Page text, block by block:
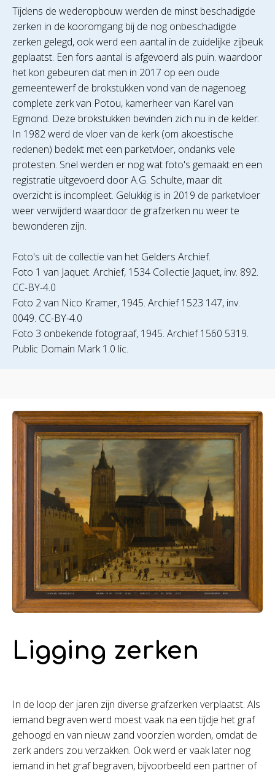
Tijdens de wederopbouw werden de minst beschadigde
zerken in de kooromgang bij de nog onbeschadigde
zerken gelegd, ook werd een aantal in de zuidelijke zijbeuk
geplaatst. Een fors aantal is afgevoerd als puin. waardoor
het kon gebeuren dat men in 2017 op een oude
gemeentewerf de brokstukken vond van de nagenoeg
complete zerk van Potou, kamerheer van Karel van
Egmond. Deze brokstukken bevinden zich nu in de kelder.
In 1982 werd de vloer van de kerk (om akoestische
redenen) bedekt met een parketvloer, ondanks vele
protesten. Snel werden er nog wat foto's gemaakt en een
registratie uitgevoerd door A.G. Schulte, maar dit
overzicht is incompleet. Gelukkig is in 2019 de parketvloer
weer verwijderd waardoor de grafzerken nu weer te
bewonderen zijn.
Foto's uit de collectie van het Gelders Archief.
Foto 1 van Jaquet. Archief, 1534 Collectie Jaquet, inv. 892.
CC-BY-4.0
Foto 2 van Nico Kramer, 1945. Archief 1523 147, inv.
0049. CC-BY-4.0
Foto 3 onbekende fotograaf, 1945. Archief 1560 5319.
Public Domain Mark 1.0 lic.
Ligging zerken
In de loop der jaren zijn diverse grafzerken verplaatst. Als
iemand begraven werd moest vaak na een tijdje het graf
gehoogd en van nieuw zand voorzien worden, omdat de
zerk anders zou verzakken. Ook werd er vaak later nog
iemand in het graf begraven, bijvoorbeeld een partner of